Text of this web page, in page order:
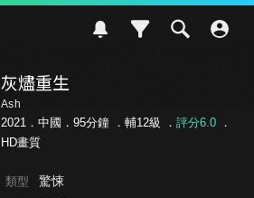
灰燼重生
Ash
2021．中國．95分鐘 ． 輔12級 ． 評分6.0．
HD畫質
類型 驚悚